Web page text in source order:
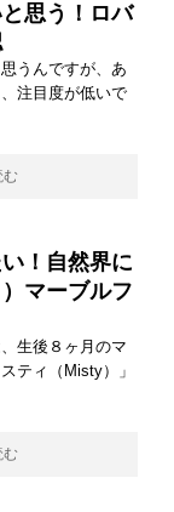
思う！ロバ
うんですが、あ
注目度が低いで
む
！自然界に
マーブルフ
生後８ヶ月のマ
ティ（Misty）」
む